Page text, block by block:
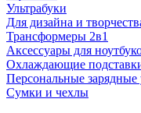
Ультрабуки
Для дизайна и
Трансформеры 2в1
Аксессуары для
Охлаждающие
Персональные зарядные
Сумки и чехлы